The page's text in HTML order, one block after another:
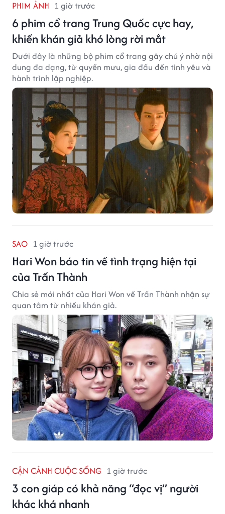
PHIM ẢNH 1 giờ trước
6 phim cổ trang Trung Quốc cực hay,
khiến khán giả khó lòng rời mắt
Dưới đây là những bộ phim cổ trang gây chú ý nhờ nội
dung đa dạng, từ quyền mưu, gia đấu đến tình yêu và
hành trình lập nghiệp.
SAO 1 giờ trước
Hari Won báo tin về tình trạng hiện tại
của Trấn Thành
Chia sẻ mới nhất của Hari Won về Trấn Thành nhận sự
quan tâm từ nhiều khán giả.
CẬN CẢNH CUỘC SỐNG 1 giờ trước
3 con giáp có khả năng “đọc vị” người
khác khá nhanh